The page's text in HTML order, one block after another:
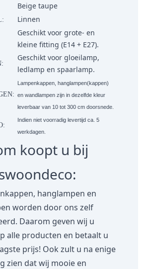
Beige taupe
Linnen
Geschikt voor grote- en
kleine fitting (E14 + E27).
Geschikt voor gloeilamp,
ledlamp en spaarlamp.
Lampenkappen, hanglampen(kappen)
en wandlampen zijn in dezelfde kleur
leverbaar van 10 tot 300 cm doorsnede.
Indien niet voorradig levertijd ca. 5
werkdagen.
koopt u bij
hanglampen en
worden door ons zelf
Daarom geven wij u
alle producten en betaalt u
prijs! Ook zult u na enige
zien dat wij mooie en